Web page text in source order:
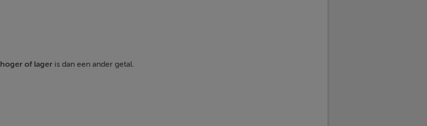
hoger of lageris dan een ander getal.